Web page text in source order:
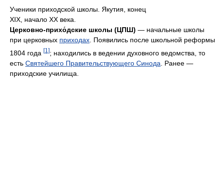
Ученики приходской школы. Якутия, конец
XIX, начало XX века.
Церковно-прихо́дские школы (ЦПШ) — начальные школы
при церковных приходах . Появились после школьной реформы
1804 года [1]; находились в ведении духовного ведомства, то
есть Святейшего Правительствующего Синода . Ранее —
приходские училища.